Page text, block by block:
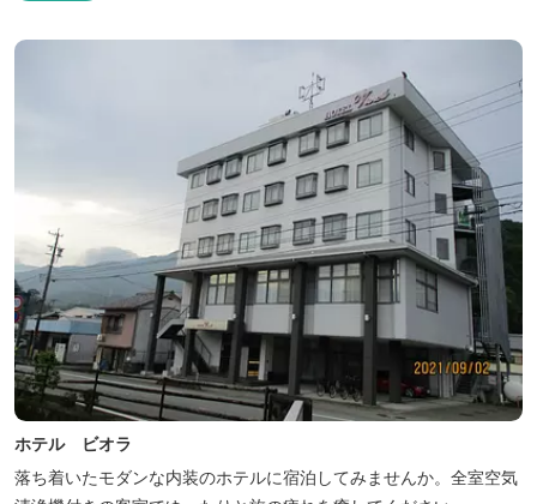
ホテル ビオラ
落ち着いたモダンな内装のホテルに宿泊してみませんか。全室空気